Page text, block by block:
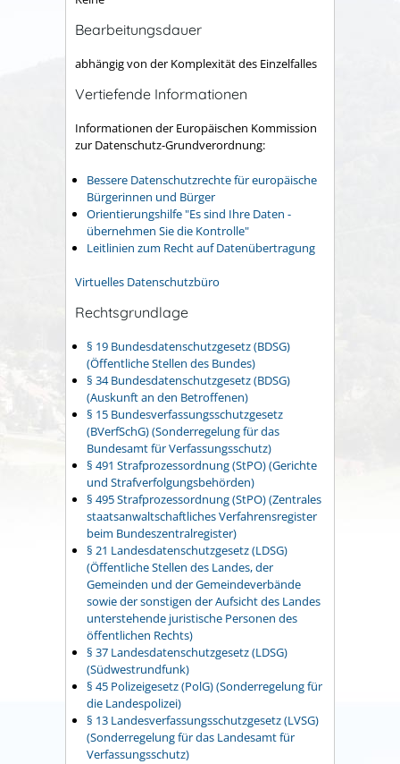
Bearbeitungsdauer
abhängig von der Komplexität des Einzelfalles
Vertiefende Informationen
Informationen der Europäischen Kommission
zur Datenschutz-Grundverordnung:
Bessere Datenschutzrechte für europäische
Bürgerinnen und Bürger
Orientierungshilfe "Es sind Ihre Daten -
übernehmen Sie die Kontrolle"
Leitlinien zum Recht auf Datenübertragung
Virtuelles Datenschutzbüro
Rechtsgrundlage
§ 19 Bundesdatenschutzgesetz (BDSG)
(Öffentliche Stellen des Bundes)
§ 34 Bundesdatenschutzgesetz (BDSG)
(Auskunft an den Betroffenen)
§ 15 Bundesverfassungsschutzgesetz
(BVerfSchG) (Sonderregelung für das
Bundesamt für Verfassungsschutz)
§ 491 Strafprozessordnung (StPO) (Gerichte
und Strafverfolgungsbehörden)
§ 495 Strafprozessordnung (StPO) (Zentrales
staatsanwaltschaftliches Verfahrensregister
beim Bundeszentralregister)
§ 21 Landesdatenschutzgesetz (LDSG)
(Öffentliche Stellen des Landes, der
Gemeinden und der Gemeindeverbände
sowie der sonstigen der Aufsicht des Landes
unterstehende juristische Personen des
öffentlichen Rechts)
§ 37 Landesdatenschutzgesetz (LDSG)
(Südwestrundfunk)
§ 45 Polizeigesetz (PolG) (Sonderregelung für
die Landespolizei)
§ 13 Landesverfassungsschutzgesetz (LVSG)
(Sonderregelung für das Landesamt für
Verfassungsschutz)